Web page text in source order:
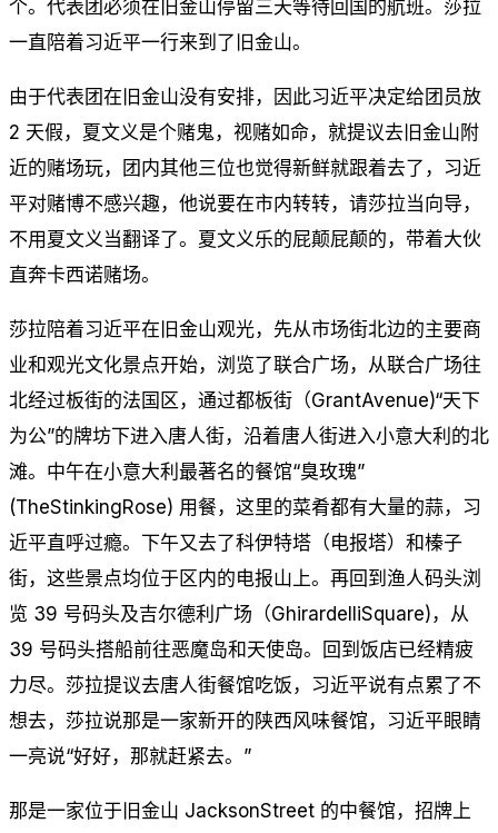
个。代表团必须在旧金山停留三天等待回国的航班。莎拉
一直陪着习近平一行来到了旧金山。
由于代表团在旧金山没有安排，因此习近平决定给团员放
2 天假，夏文义是个赌鬼，视赌如命，就提议去旧金山附
近的赌场玩，团内其他三位也觉得新鲜就跟着去了，习近
平对赌博不感兴趣，他说要在市内转转，请莎拉当向导，
不用夏文义当翻译了。夏文义乐的屁颠屁颠的，带着大伙
直奔卡西诺赌场。
莎拉陪着习近平在旧金山观光，先从市场街北边的主要商
业和观光文化景点开始，浏览了联合广场，从联合广场往
北经过板街的法国区，通过都板街（GrantAvenue)“天下
为公”的牌坊下进入唐人街，沿着唐人街进入小意大利的北
滩。中午在小意大利最著名的餐馆“臭玫瑰”
(TheStinkingRose) 用餐，这里的菜肴都有大量的蒜，习
近平直呼过瘾。下午又去了科伊特塔（电报塔）和榛子
街，这些景点均位于区内的电报山上。再回到渔人码头浏
览 39 号码头及吉尔德利广场（GhirardelliSquare)，从
39 号码头搭船前往恶魔岛和天使岛。回到饭店已经精疲
力尽。莎拉提议去唐人街餐馆吃饭，习近平说有点累了不
想去，莎拉说那是一家新开的陕西风味餐馆，习近平眼睛
一亮说“好好，那就赶紧去。”
那是一家位于旧金山 JacksonStreet 的中餐馆，招牌上